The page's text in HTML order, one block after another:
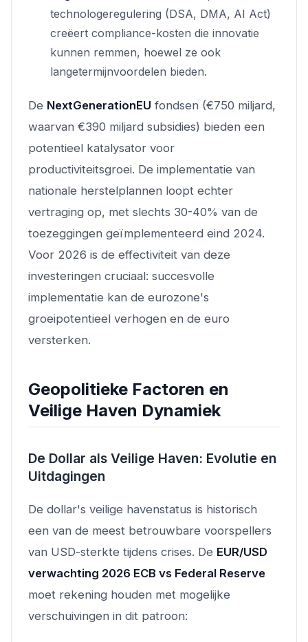
technologeregulering (DSA, DMA, AI Act)
creëert compliance-kosten die innovatie
kunnen remmen, hoewel ze ook
langetermijnvoordelen bieden.
De NextGenerationEU fondsen (€750 miljard,
waarvan €390 miljard subsidies) bieden een
potentieel katalysator voor
productiviteitsgroei. De implementatie van
nationale herstelplannen loopt echter
vertraging op, met slechts 30-40% van de
toezeggingen geïmplementeerd eind 2024.
Voor 2026 is de effectiviteit van deze
investeringen cruciaal: succesvolle
implementatie kan de eurozone's
groeipotentieel verhogen en de euro
versterken.
Geopolitieke Factoren en
Veilige Haven Dynamiek
De Dollar als Veilige Haven: Evolutie en
Uitdagingen
De dollar's veilige havenstatus is historisch
een van de meest betrouwbare voorspellers
van USD-sterkte tijdens crises. De EUR/USD
verwachting 2026 ECB vs Federal Reserve
moet rekening houden met mogelijke
verschuivingen in dit patroon: